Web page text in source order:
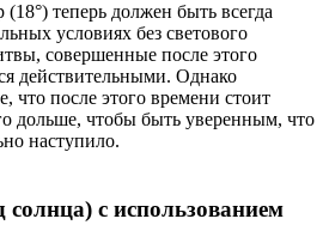
теперь должен быть всегда
условиях без светового
совершенные после этого
действительными. Однако
что после этого времени стоит
дольше, чтобы быть уверенным, что
наступило.
с использованием